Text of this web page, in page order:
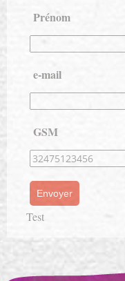
Prénom
e-mail
GSM
Test